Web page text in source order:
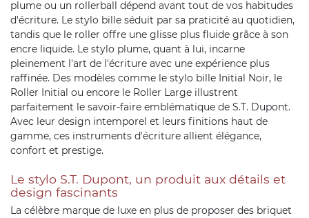
plume ou un rollerball dépend avant tout de vos habitudes
d'écriture. Le stylo bille séduit par sa praticité au quotidien,
tandis que le roller offre une glisse plus fluide grâce à son
encre liquide. Le stylo plume, quant à lui, incarne
pleinement l'art de l'écriture avec une expérience plus
raffinée. Des modèles comme le stylo bille Initial Noir, le
Roller Initial ou encore le Roller Large illustrent
parfaitement le savoir-faire emblématique de S.T. Dupont.
Avec leur design intemporel et leurs finitions haut de
gamme, ces instruments d'écriture allient élégance,
confort et prestige.
Le stylo S.T. Dupont, un produit aux détails et
design fascinants
La célèbre marque de luxe en plus de proposer des briquet